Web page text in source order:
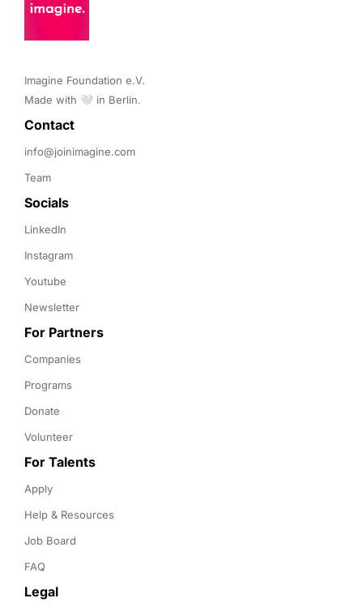
Imagine Foundation e.V.
Made with 🤍 in Berlin.
Contact
info@joinimagine.com
Team
Socials
LinkedIn
Instagram
Youtube
Newsletter
For Partners
Companies
Programs
Donate
Volunteer
For Talents
Apply
Help & Resources
Job Board
FAQ
Legal